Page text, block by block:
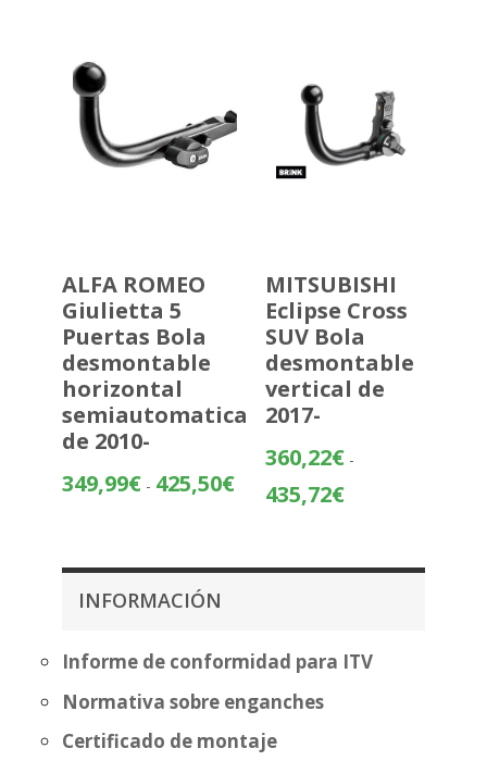
ALFA ROMEO
Giulietta 5
Puertas Bola
desmontable
horizontal
semiautomatica
de 2010-
349,99€ - 425,50€Rango
349,99€
MITSUBISHI
Eclipse Cross
SUV Bola
desmontable
vertical de
2017-
360,22€ -
435,72€Rango
desde
INFORMACIÓN
Informe de conformidad para ITV
Normativa sobre enganches
Certificado de montaje